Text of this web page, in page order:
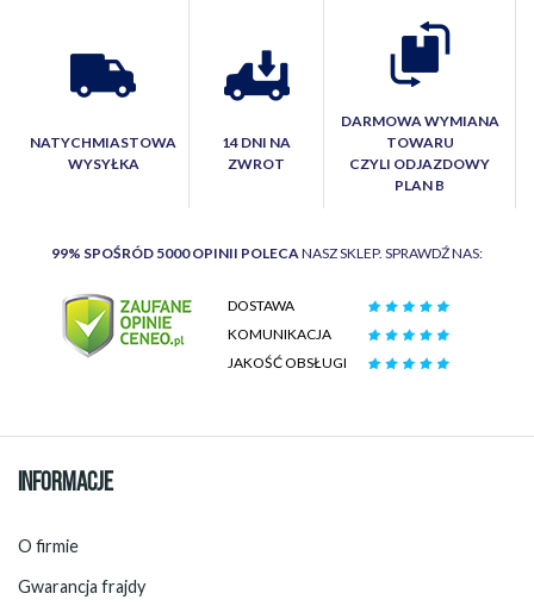
NATYCHMIASTOWA
WYSYŁKA
14 DNI NA
ZWROT
DARMOWA WYMIANA
TOWARU
CZYLI ODJAZDOWY
PLAN B
99% SPOŚRÓD 5000 OPINII POLECA NASZ SKLEP. SPRAWDŹ NAS:
DOSTAWA
KOMUNIKACJA
JAKOŚĆ OBSŁUGI
INFORMACJE
O firmie
Gwarancja frajdy